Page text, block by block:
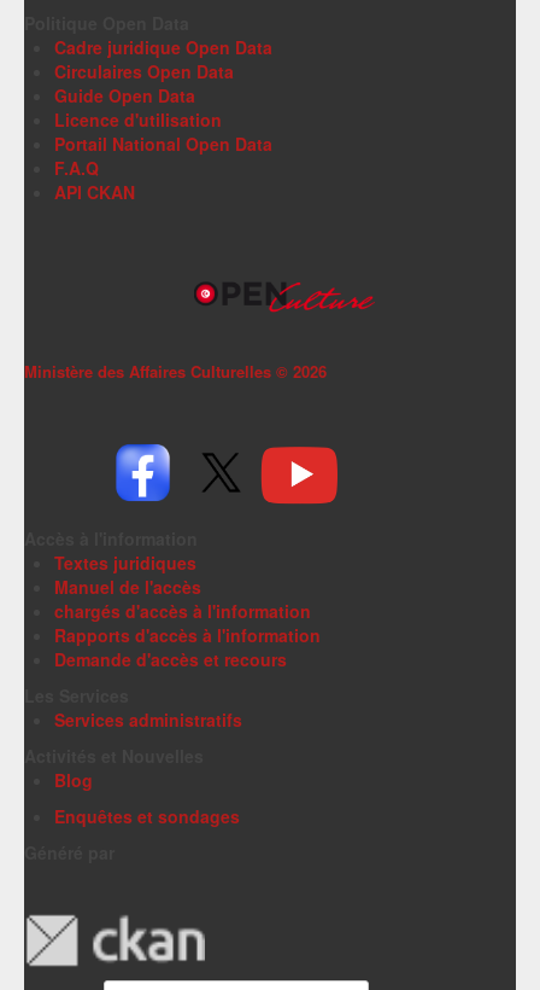
Cadre juridique Open Data
Circulaires Open Data
Guide Open Data
Licence d'utilisation
Portail National Open Data
F.A.Q
API CKAN
Ministère des Affaires Culturelles © 2026
Textes juridiques
Manuel de l'accès
chargés d'accès à l'information
Rapports d'accès à l'information
Demande d'accès et recours
Services administratifs
Blog
Enquêtes et sondages